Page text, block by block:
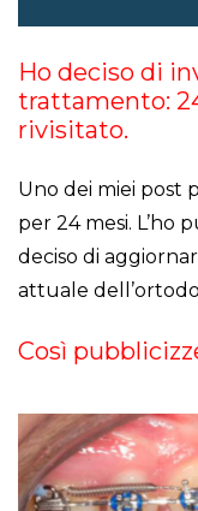
Ho deciso di
trattamento:
rivisitato.
Uno dei miei post
per 24 mesi. L’ho
deciso di
attuale
Così